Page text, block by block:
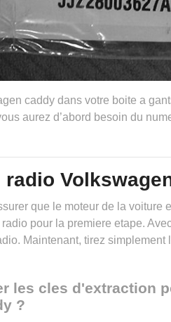
caddy dans votre boite a
aurez d’abord besoin du
que le moteur de la voiture
pour la premiere etape.
Maintenant, tirez
les cles d'extraction
?